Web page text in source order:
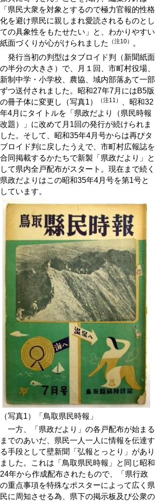
「県民大衆を対象とするので極力官報的性格
化を避け県民に親しまれ愛読されるものとし
ての具象性をもたせたい」と、わかりやすい
紙面づくりが心がけられました
（注10） 。
発行当初の判型はタブロイド判（新聞紙面
の半分の大きさ）で、月１回、市町村役場、
新制中学・小学校、農協、域内部落あて一部
ずつ送付されました。昭和27年7月にはB5版
の冊子体に変更し（写真1）
（注11）
、昭和32
年4月にタイトルを「県政だより（県民時報
改題）」に改めて月1回の発行が続けられま
した。そして、昭和35年4月号からは再びタ
ブロイド判に戻したうえで、市町村広報誌を
合同掲載するかたちで新製「県政だより」と
して県内全戸配布がスタート。現在まで続く
県政だよりはこの昭和35年4月号を第1号と
しています。
（写真1）「鳥取県民時報」
一方、「県政だより」の各戸配布が始まる
までのあいだ、県民一人一人に情報を伝達す
る手段として壁新聞「弘報とっとり」があり
ました。これは「鳥取県民時報」と同じ昭和
24年から作成配布されたもので、「県行政
の重点事項を特殊なポスターによって広く県
民に周知させる為、県下の掲示板及び公衆の